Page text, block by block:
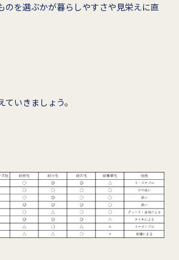
のを選ぶかが暮らしやすさや見栄えに直
いきましょう。